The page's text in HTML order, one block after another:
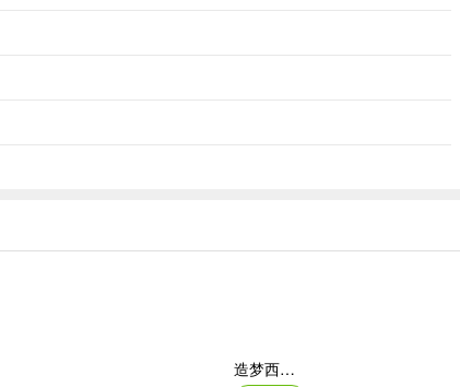
造梦西游ol腾讯版